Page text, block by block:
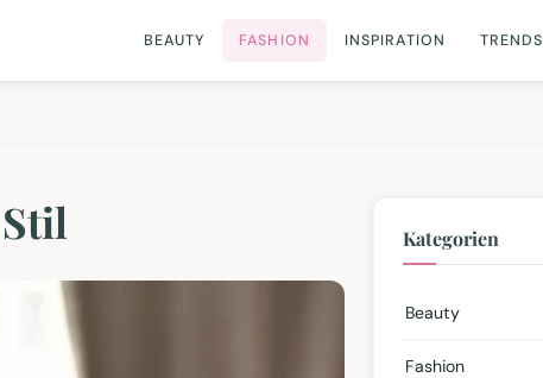
BEAUTY FASHION INSPIRATION TRENDS
Kategorien
Beauty
Fashion